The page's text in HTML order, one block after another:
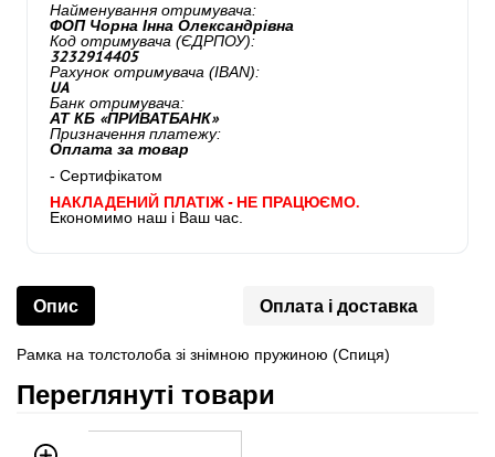
Найменування отримувача:
ФОП Чорна Інна Олександрівна
Код отримувача (ЄДРПОУ):
3232914405
Рахунок отримувача (IBAN):
UA
Банк отримувача:
АТ КБ «ПРИВАТБАНК»
Призначення платежу:
Оплата за товар
- Сертифікатом
НАКЛАДЕНИЙ ПЛАТІЖ - НЕ ПРАЦЮЄМО.
Економимо наш і Ваш час.
Опис Оплата і доставка
Рамка на толстолоба зі знімною пружиною (Спиця)
Переглянуті товари